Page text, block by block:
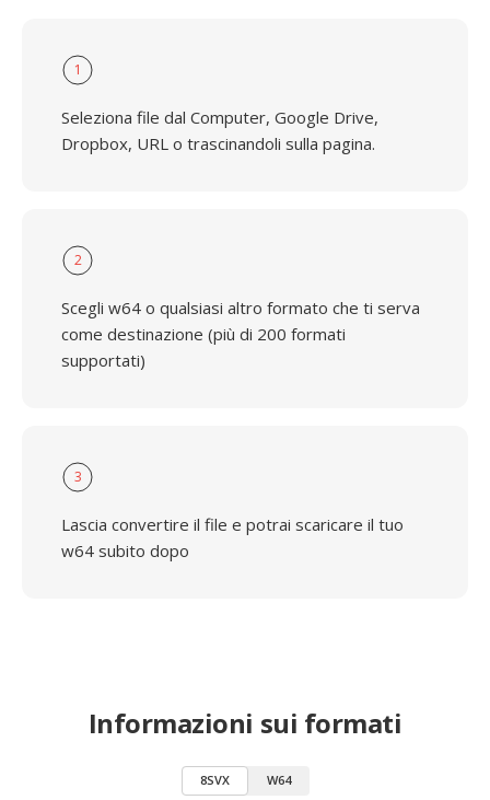
1
Seleziona file dal Computer, Google Drive,
Dropbox, URL o trascinandoli sulla pagina.
2
Scegli w64 o qualsiasi altro formato che ti serva
come destinazione (più di 200 formati
supportati)
3
Lascia convertire il file e potrai scaricare il tuo
w64 subito dopo
Informazioni sui formati
8SVX W64